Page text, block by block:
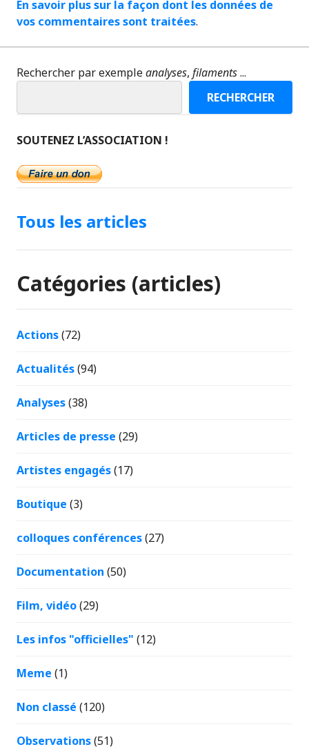
En savoir plus sur la façon dont les données de
vos commentaires sont traitées.
Rechercher par exempleanalyses, filaments...
RECHERCHER
SOUTENEZ L’ASSOCIATION !
Tous les articles
Catégories (articles)
Actions(72)
Actualités(94)
Analyses(38)
Articles de presse (29)
Artistes engagés(17)
Boutique (3)
colloques conférences(27)
Documentation (50)
Film, vidéo(29)
Les infos "officielles" (12)
Meme (1)
Non classé (120)
Observations(51)